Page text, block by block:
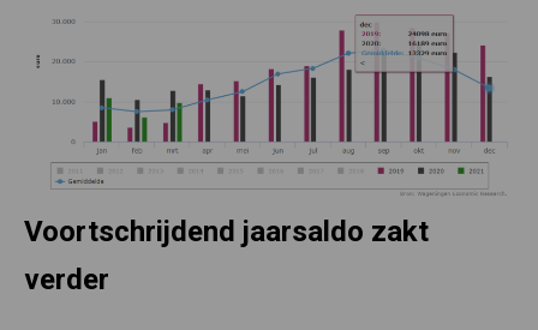
Voortschrijdend jaarsaldo zakt
verder